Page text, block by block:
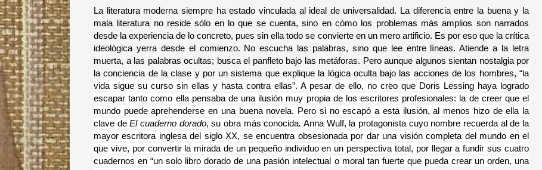
La literatura moderna siempre ha estado vinculada al ideal de universalidad. La diferencia entre la buena y la
mala literatura no reside sólo en lo que se cuenta, sino en cómo los problemas más amplios son narrados
desde la experiencia de lo concreto, pues sin ella todo se convierte en un mero artificio. Es por eso que la crítica
ideológica yerra desde el comienzo. No escucha las palabras, sino que lee entre líneas. Atiende a la letra
muerta, a las palabras ocultas; busca el panfleto bajo las metáforas. Pero aunque algunos sientan nostalgia por
la conciencia de la clase y por un sistema que explique la lógica oculta bajo las acciones de los hombres, “la
vida sigue su curso sin ellas y hasta contra ellas”. A pesar de ello, no creo que Doris Lessing haya logrado
escapar tanto como ella pensaba de una ilusión muy propia de los escritores profesionales: la de creer que el
mundo puede aprehenderse en una buena novela. Pero si no escapó a esta ilusión, al menos hizo de ella la
clave deEl cuaderno dorado, su obra más conocida. Anna Wulf, la protagonista cuyo nombre recuerda al de la
mayor escritora inglesa del siglo XX, se encuentra obsesionada por dar una visión completa del mundo en el
que vive, por convertir la mirada de un pequeño individuo en un perspectiva total, por llegar a fundir sus cuatro
cuadernos en “un solo libro dorado de una pasión intelectual o moral tan fuerte que pueda crear un orden, una